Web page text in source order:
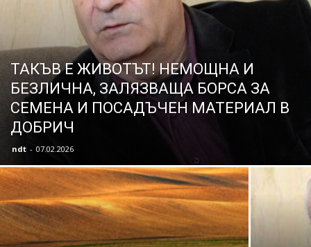
ТАКЪВ Е ЖИВОТЪТ! НЕМОЩНА И
БЕЗЛИЧНА, ЗАЛЯЗВАЩА БОРСА ЗА
СЕМЕНА И ПОСАДЪЧЕН МАТЕРИАЛ В
ДОБРИЧ
ndt - 07.02.2026